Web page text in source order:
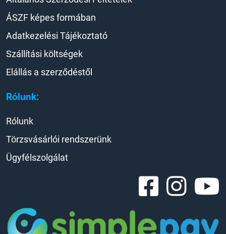
Rólunk:
ÁSZF képes formában
Adatkezelési Tájékoztató
Szállítási költségek
Elállás a szerződéstől
Rólunk
Törzsvásárlói rendszerünk
Ügyfélszolgálat